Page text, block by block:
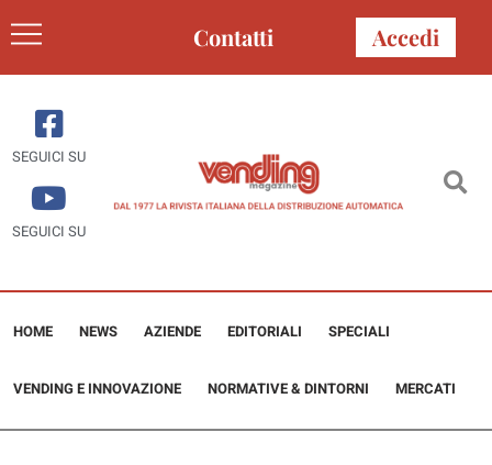
Contatti Accedi
SEGUICI SU
SEGUICI SU
HOME NEWS AZIENDE EDITORIALI SPECIALI
VENDING E INNOVAZIONE NORMATIVE & DINTORNI MERCATI